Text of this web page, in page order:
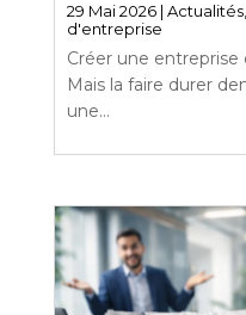
29 Mai 2026| Actualités,
d'entreprise
Créer une
Mais la faire durer
une...